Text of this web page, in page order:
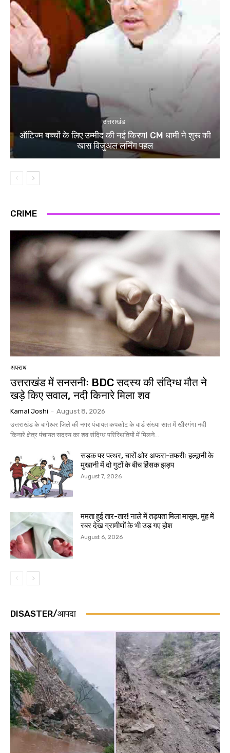
उत्तराखंड
ऑटिज्म बच्चों के लिए उम्मीद की नई किरण! CM धामी ने शुरू की
खास विजुअल लर्निंग पहल
CRIME
अपराध
उत्तराखंड में सनसनीः BDC सदस्य की संदिग्ध मौत ने
खड़े किए सवाल, नदी किनारे मिला शव
Kamal Joshi - August 8, 2026
उत्तराखंड के बागेश्वर जिले की नगर पंचायत कपकोट के वार्ड संख्या सात में खीरगंगा नदी
किनारे क्षेत्र पंचायत सदस्य का शव संदिग्ध परिस्थितियों में मिलने...
सड़क पर पत्थर, चारों ओर अफरा-तफरीः हल्द्वानी के
मुखानी में दो गुटों के बीच हिंसक झड़प
August 7, 2026
ममता हुई तार-तार! नाले में तड़पता मिला मासूम, मुंह में
रबर देख ग्रामीणों के भी उड़ गए होश
August 6, 2026
DISASTER/आपदा